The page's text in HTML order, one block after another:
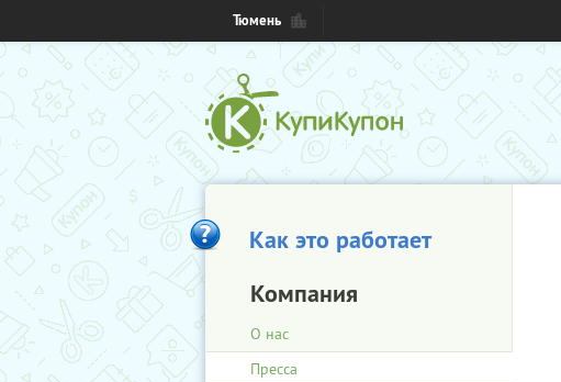
Тюмень
Как это работает
Компания
О нас
Пресса